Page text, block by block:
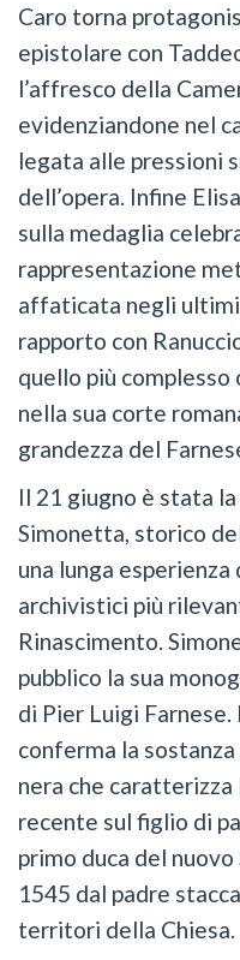
Caro torna
epistolare con
l’affresco della
evidenziandone nel
legata alle pressioni
dell’opera. Infine
sulla medaglia
rappresentazione
affaticata negli ultimi
rapporto con
quello più complesso
nella sua corte
grandezza del
Il 21 giugno è stata
Simonetta, storico
una lunga
archivistici più
Rinascimento.
pubblico la sua
di Pier Luigi
conferma la
nera che
recente sul figlio di
primo duca del
1545 dal padre
territori della Chiesa.